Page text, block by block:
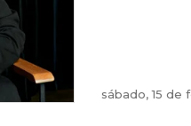
sábado, 15 de